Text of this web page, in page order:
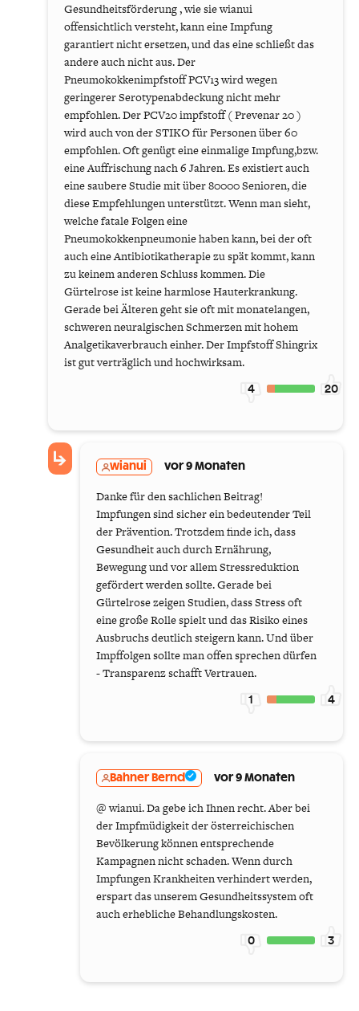
Gesundheitsförderung , wie sie wianui
offensichtlich versteht, kann eine Impfung
garantiert nicht ersetzen, und das eine schließt das
andere auch nicht aus. Der
Pneumokokkenimpfstoff PCV13 wird wegen
geringerer Serotypenabdeckung nicht mehr
empfohlen. Der PCV20 impfstoff ( Prevenar 20 )
wird auch von der STIKO für Personen über 60
empfohlen. Oft genügt eine einmalige Impfung,bzw.
eine Auffrischung nach 6 Jahren. Es existiert auch
eine saubere Studie mit über 80000 Senioren, die
diese Empfehlungen unterstützt. Wenn man sieht,
welche fatale Folgen eine
Pneumokokkenpneumonie haben kann, bei der oft
auch eine Antibiotikatherapie zu spät kommt, kann
zu keinem anderen Schluss kommen. Die
Gürtelrose ist keine harmlose Hauterkrankung.
Gerade bei Älteren geht sie oft mit monatelangen,
schweren neuralgischen Schmerzen mit hohem
Analgetikaverbrauch einher. Der Impfstoff Shingrix
ist gut verträglich und hochwirksam.
4 20
wianui vor 9 Monaten
Danke für den sachlichen Beitrag!
Impfungen sind sicher ein bedeutender Teil
der Prävention. Trotzdem finde ich, dass
Gesundheit auch durch Ernährung,
Bewegung und vor allem Stressreduktion
gefördert werden sollte. Gerade bei
Gürtelrose zeigen Studien, dass Stress oft
eine große Rolle spielt und das Risiko eines
Ausbruchs deutlich steigern kann. Und über
Impffolgen sollte man offen sprechen dürfen
- Transparenz schafft Vertrauen.
1 4
Bahner Bernd vor 9 Monaten
@ wianui. Da gebe ich Ihnen recht. Aber bei
der Impfmüdigkeit der österreichischen
Bevölkerung können entsprechende
Kampagnen nicht schaden. Wenn durch
Impfungen Krankheiten verhindert werden,
erspart das unserem Gesundheitssystem oft
auch erhebliche Behandlungskosten.
0 3